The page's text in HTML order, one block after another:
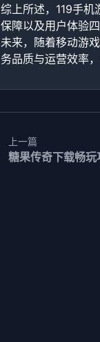
综上所述，119手机
保障以及用户体验
未来，随着移动游
务品质与运营效率
上一篇
糖果传奇下载畅